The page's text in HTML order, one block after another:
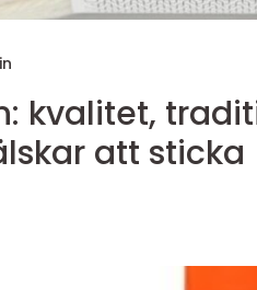
kvalitet,
att sticka